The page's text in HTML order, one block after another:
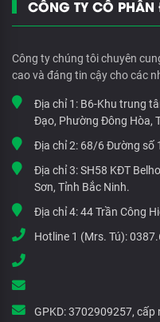
CÔNG TY CỔ PHẦN
Công ty chúng tôi chuyên
cao và đáng tin cậy cho các
Địa chỉ 1: B6-Khu trung
Đạo, Phường Đông Hòa,
Địa chỉ 2: 68/6 Đường số
Địa chỉ 3:SH58 KĐT
Sơn, Tỉnh Bắc Ninh.
Địa chỉ 4:44 Trần Công
Hotline 1 (Mrs. Tú):
GPKD:3702909257, cấp